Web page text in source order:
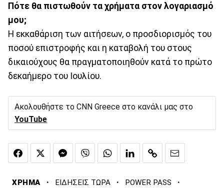
Πότε θα πιστωθούν τα χρήματα στον λογαριασμό
μου;
Η εκκαθάριση των αιτήσεων, ο προσδιορισμός του
ποσού επιστροφής και η καταβολή του στους
δικαιούχους θα πραγματοποιηθούν κατά το πρώτο
δεκαήμερο του Ιουλίου.
Ακολουθήστε το CNN Greece στο κανάλι μας στο
YouTube
ΧΡΗΜΑ · ΕΙΔΗΣΕΙΣ ΤΩΡΑ · POWER PASS ·